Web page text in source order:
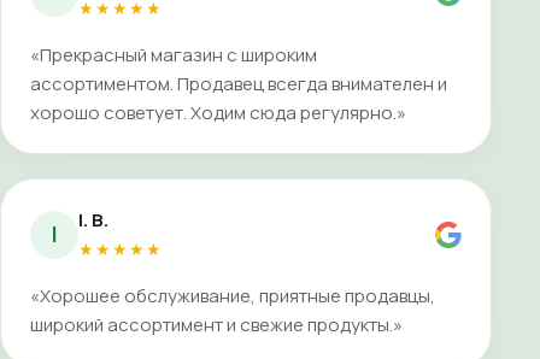
★★★★★
«Прекрасный магазин с широким
ассортиментом. Продавец всегда внимателен и
хорошо советует. Ходим сюда регулярно.»
I I. B.
★★★★★
«Хорошее обслуживание, приятные продавцы,
широкий ассортимент и свежие продукты.»